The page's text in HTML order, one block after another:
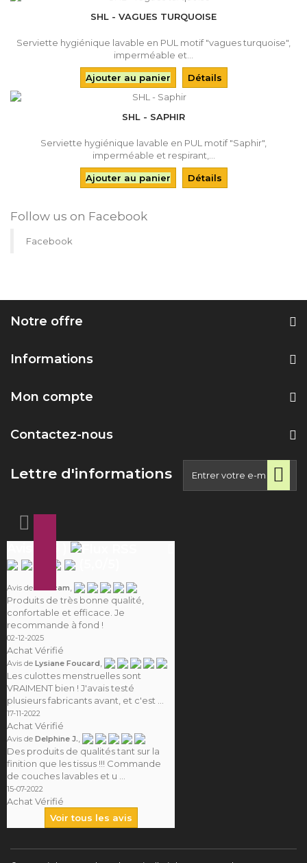
SHL - VAGUES TURQUOISE
Serviette hygiénique lavable en PUL motif "vagues turquoise",
imperméable et...
Ajouter au panier Détails
SHL - SAPHIR
Serviette hygiénique lavable en PUL motif "Saphir",
imperméable et respirant,...
Ajouter au panier Détails
Follow us on Facebook
Facebook
Notre offre
Informations
Mon compte
Contactez-nous
Lettre d'informations
Avis de Camcam
Produits de très bonne qualité,
confortable et efficace. Je
recommande à fond !
02-12-2025
Achat Vérifié
Avis de Lysiane Foucard
Les culottes menstruelles sont
VRAIMENT bien ! J'avais testé
plusieurs fabricants avant, et c'est ...
17-11-2022
Achat Vérifié
Avis de Delphine J.
Des produits de qualités tant sur la
finition que les tissus !!! Commande
de couches lavables et u ...
15-07-2022
Achat Vérifié
Voir tous les avis